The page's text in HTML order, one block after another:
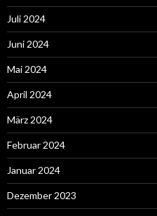
Juli 2024
Juni 2024
Mai 2024
April 2024
März 2024
Februar 2024
Januar 2024
Dezember 2023